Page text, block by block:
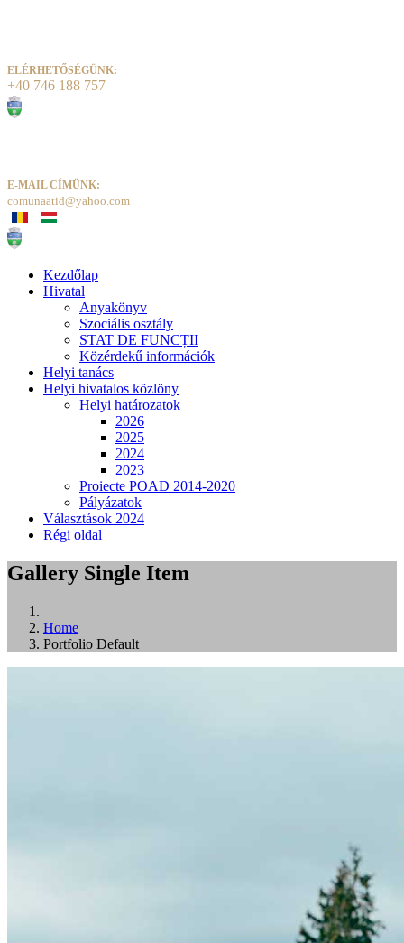
ELÉRHETŐSÉGÜNK:
+40 746 188 757
E-MAIL CÍMÜNK:
comunaatid@yahoo.com
Kezdőlap
Hivatal
Anyakönyv
Szociális osztály
STAT DE FUNCȚII
Közérdekű információk
Helyi tanács
Helyi hivatalos közlöny
Helyi határozatok
2026
2025
2024
2023
Proiecte POAD 2014-2020
Pályázatok
Választások 2024
Régi oldal
Gallery Single Item
Home
Portfolio Default